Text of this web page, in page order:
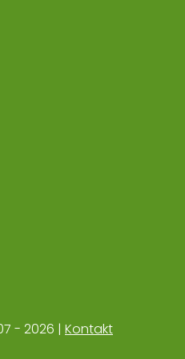
- 2026 | Kontakt